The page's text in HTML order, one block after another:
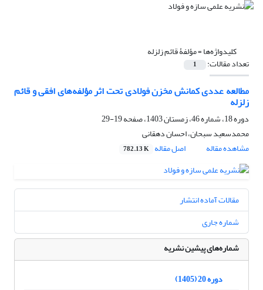
کلیدواژه‌ها =مؤلفۀ قائم زلزله
تعداد مقالات: 1
مطالعه عددی کمانش مخزن فولادی تحت اثر مؤلفه‌های افقی و قائم
زلزله
دوره 18، شماره 46، زمستان 1403، صفحه
19-29
محمدسعید سبحان، احسان دهقانی
مشاهده مقاله
اصل مقاله 782.13 K
مقالات آماده انتشار
شماره جاری
شماره‌های پیشین نشریه
دوره 20 (1405)